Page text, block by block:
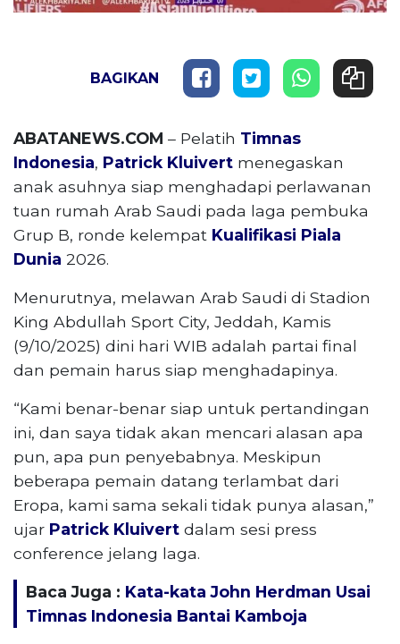
BAGIKAN
ABATANEWS.COM – Pelatih Timnas
Indonesia, Patrick Kluivert menegaskan
anak asuhnya siap menghadapi perlawanan
tuan rumah Arab Saudi pada laga pembuka
Grup B, ronde kelempat Kualifikasi Piala
Dunia 2026.
Menurutnya, melawan Arab Saudi di Stadion
King Abdullah Sport City, Jeddah, Kamis
(9/10/2025) dini hari WIB adalah partai final
dan pemain harus siap menghadapinya.
“Kami benar-benar siap untuk pertandingan
ini, dan saya tidak akan mencari alasan apa
pun, apa pun penyebabnya. Meskipun
beberapa pemain datang terlambat dari
Eropa, kami sama sekali tidak punya alasan,”
ujar Patrick Kluivert dalam sesi press
conference jelang laga.
Baca Juga : Kata-kata John Herdman Usai
Timnas Indonesia Bantai Kamboja